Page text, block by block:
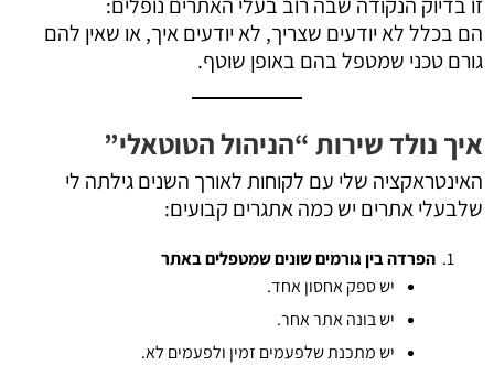
הם בכלל לא יודעים שצריך, לא יודעים איך, או שאין להם
גורם טכני שמטפל בהם באופן שוטף.
איך נולד שירות “הניהול הטוטאלי”
האינטראקציה שלי עם לקוחות לאורך השנים גילתה לי
שלבעלי אתרים יש כמה אתגרים קבועים:
הפרדה בין גורמים שונים שמטפלים באתר
יש ספק אחסון אחד.
יש בונה אתר אחר.
יש מתכנת שלפעמים זמין ולפעמים לא.